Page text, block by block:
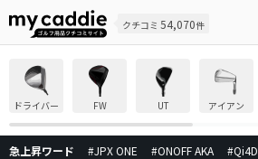
クチコミ 54,070件
ドライバー FW UT アイアン
急上昇ワード #JPX ONE #ONOFF AKA #Qi4D